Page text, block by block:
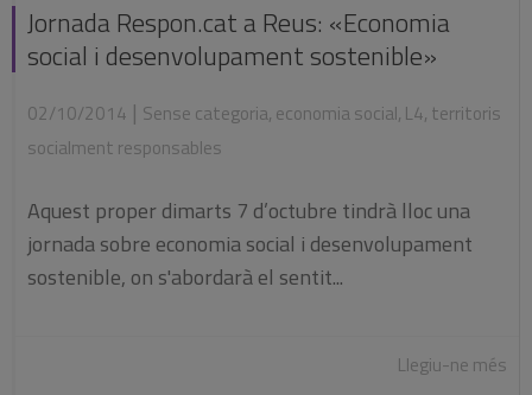
Jornada Respon.cat a Reus: «Economia
social i desenvolupament sostenible»
02/10/2014 | Sense categoria, economia social, L4, territoris
socialment responsables
Aquest proper dimarts 7 d’octubre tindrà lloc una
jornada sobre economia social i desenvolupament
sostenible, on s'abordarà el sentit...
Llegiu-ne més